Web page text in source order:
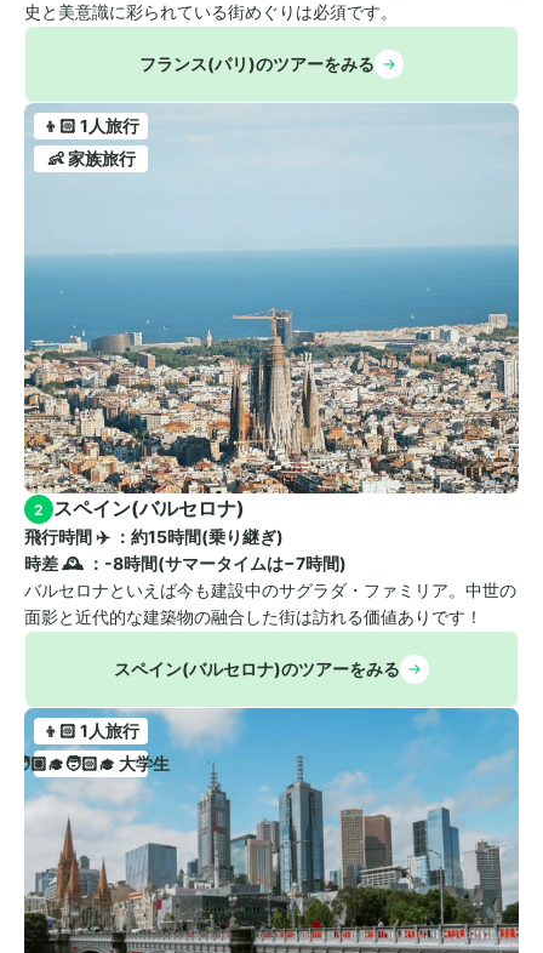
史と美意識に彩られている街めぐりは必須です。
フランス(パリ)のツアーをみる
👦🏻 1人旅行
👶 家族旅行
2 スペイン(バルセロナ)
飛行時間 ✈️ ：約15時間(乗り継ぎ)
時差 🕰️ ：-8時間(サマータイムは−7時間)
バルセロナといえば今も建設中のサグラダ・ファミリア。中世の
面影と近代的な建築物の融合した街は訪れる価値ありです！
スペイン(バルセロナ)のツアーをみる
👦🏻 1人旅行
🧑🏼‍🎓🧑🏻‍🎓 大学生